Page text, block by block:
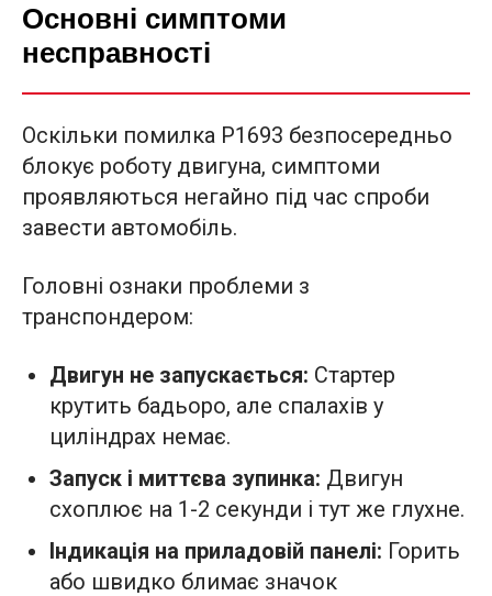
Основні симптоми
несправності
Оскільки помилка P1693 безпосередньо
блокує роботу двигуна, симптоми
проявляються негайно під час спроби
завести автомобіль.
Головні ознаки проблеми з
транспондером:
Двигун не запускається: Стартер
крутить бадьоро, але спалахів у
циліндрах немає.
Запуск і миттєва зупинка: Двигун
схоплює на 1-2 секунди і тут же глухне.
Індикація на приладовій панелі: Горить
або швидко блимає значок